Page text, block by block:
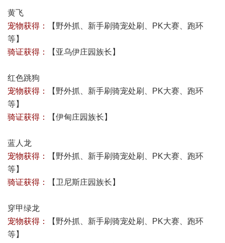
黄飞
宠物获得：
【 野外抓、新手刷骑宠处刷、PK大赛、跑环
等】
骑证获得：
【 亚乌伊庄园族长 】
红色跳狗
宠物获得：
【野外抓、新手刷骑宠处刷、PK大赛、跑环
等】
骑证获得：
【伊甸庄园族长 】
蓝人龙
宠物获得：
【野外抓、新手刷骑宠处刷、PK大赛、跑环
等】
骑证获得：
【 卫尼斯庄园族长 】
穿甲绿龙
宠物获得：
【野外抓、新手刷骑宠处刷、PK大赛、跑环
等】